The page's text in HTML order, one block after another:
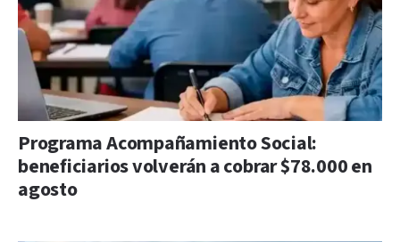
Programa Acompañamiento Social:
beneficiarios volverán a cobrar $78.000 en
agosto